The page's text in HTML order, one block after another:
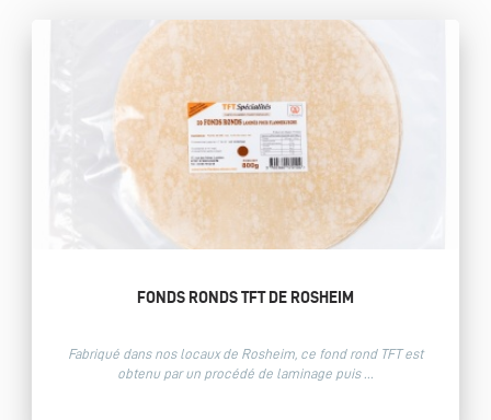
FONDS RONDS TFT DE ROSHEIM
Fabriqué dans nos locaux de Rosheim, ce fond rond TFT est
obtenu par un procédé de laminage puis ...